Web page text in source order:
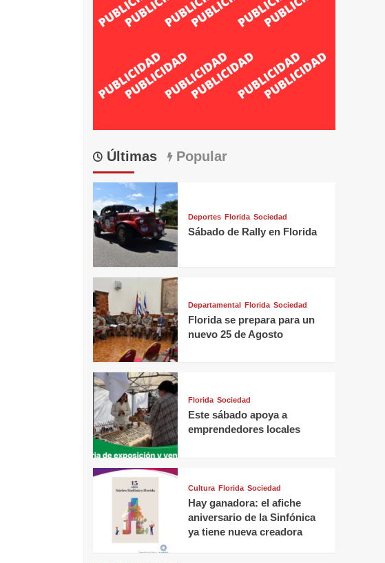
Últimas Popular
Deportes Florida Sociedad
Sábado de Rally en Florida
Departamental Florida Sociedad
Florida se prepara para un
nuevo 25 de Agosto
Florida Sociedad
Este sábado apoya a
emprendedores locales
Cultura Florida Sociedad
Hay ganadora: el afiche
aniversario de la Sinfónica
ya tiene nueva creadora